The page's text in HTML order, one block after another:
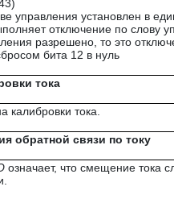
управления установлен в
отключение по слову
разрешено, то это
бита 12 в нуль
тока
калибровки тока.
обратной связи по току
означает, что смещение тока